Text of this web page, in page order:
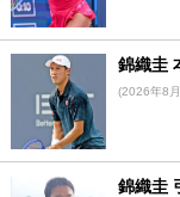
錦織圭
(2026年8
錦織圭